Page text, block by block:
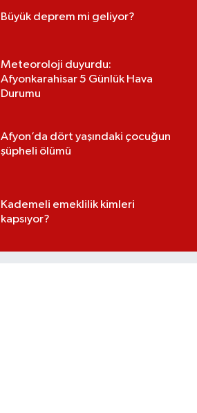
Büyük deprem mi geliyor?
Meteoroloji duyurdu:
Afyonkarahisar 5 Günlük Hava
Durumu
Afyon’da dört yaşındaki çocuğun
şüpheli ölümü
Kademeli emeklilik kimleri
kapsıyor?